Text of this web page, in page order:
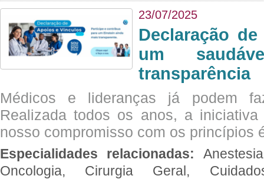
23/07/2025
Declaração
um
transparência
Médicos e lideranças já podem
Realizada todos os anos, a
nosso compromisso com os princípios
Especialidades relacionadas:
Oncologia, Cirurgia Geral,